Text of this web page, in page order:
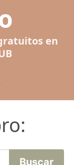
en